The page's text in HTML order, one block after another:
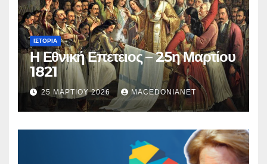
ΙΣΤΟΡΊΑ
Η Εθνική Επετειος – 25η Μαρτίου
1821
25 ΜΑΡΤΊΟΥ 2026 MACEDONIANET